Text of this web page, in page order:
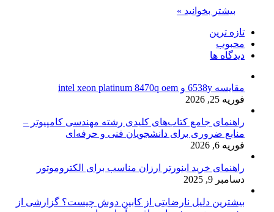
بیشتر بخوانید »
تازه ترین
محبوب
دیدگاه ها
مقایسه 6538y و intel xeon platinum 8470q oem
فوریه 25, 2026
راهنمای جامع کتاب‌های کلیدی رشته مهندسی کامپیوتر –
منابع ضروری برای دانشجویان فنی و حرفه‌ای
فوریه 6, 2026
راهنمای خرید اینورتر ارزان مناسب برای الکتروموتور
دسامبر 9, 2025
بیشترین دلیل نارضایتی از کابین دوش چیست؟ گزارشی از